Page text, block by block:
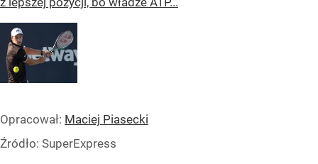
Opracował: Maciej Piasecki
Źródło: SuperExpress